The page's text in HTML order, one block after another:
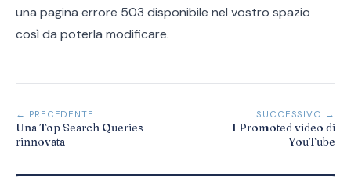
una pagina errore 503 disponibile nel vostro spazio
così da poterla modificare.
← PRECEDENTE
Una Top Search Queries
rinnovata
SUCCESSIVO →
I Promoted video di
YouTube